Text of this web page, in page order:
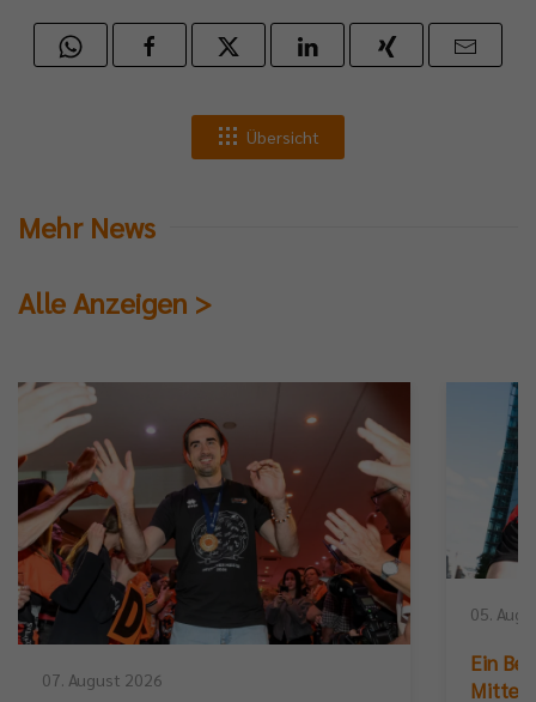
Übersicht
Mehr News
Alle Anzeigen >
07. August 2026
05.
Ein